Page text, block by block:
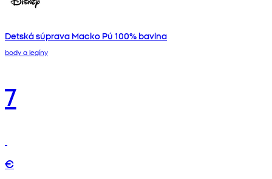
Detská súprava Macko Pú 100% bavlna
body a legíny
7
€